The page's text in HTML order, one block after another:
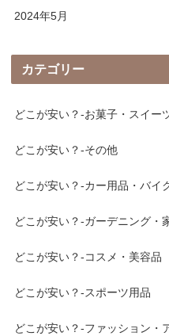
2024年5月
カテゴリー
どこが安い？-お菓子・スイー
どこが安い？-その他
どこが安い？-カー用品・バイ
どこが安い？-ガーデニング・
どこが安い？-コスメ・美容品
どこが安い？-スポーツ用品
どこが安い？-ファッション・